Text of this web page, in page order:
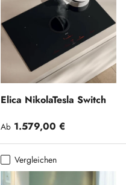
Elica NikolaTesla Switch
Normaler Preis
Ab 1.579,00 €
Vergleichen